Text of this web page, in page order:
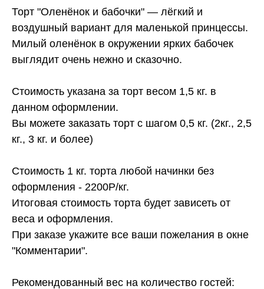
Торт "Оленёнок и бабочки" — лёгкий и
воздушный вариант для маленькой принцессы.
Милый оленёнок в окружении ярких бабочек
выглядит очень нежно и сказочно.
Стоимость указана за торт весом 1,5 кг. в
данном оформлении.
Вы можете заказать торт с шагом 0,5 кг. (2кг., 2,5
кг., 3 кг. и более)
Стоимость 1 кг. торта любой начинки без
оформления - 2200Р/кг.
Итоговая стоимость торта будет зависеть от
веса и оформления.
При заказе укажите все ваши пожелания в окне
"Комментарии".
Рекомендованный вес на количество гостей: